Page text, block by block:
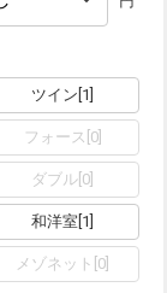
ツイン 1
フォース 0]
ダブル 0
和洋室 1
メゾネット 0